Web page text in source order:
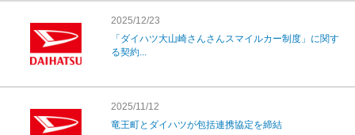
2025/12/23
「ダイハツ大山崎さんさんスマイルカー制度」に関す
る契約...
2025/11/12
竜王町とダイハツが包括連携協定を締結